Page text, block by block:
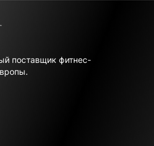
поставщик фитнес-